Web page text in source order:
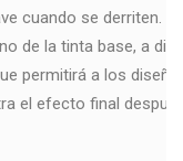
cuando se derriten.
de la tinta base, a
permitirá a los
el efecto final